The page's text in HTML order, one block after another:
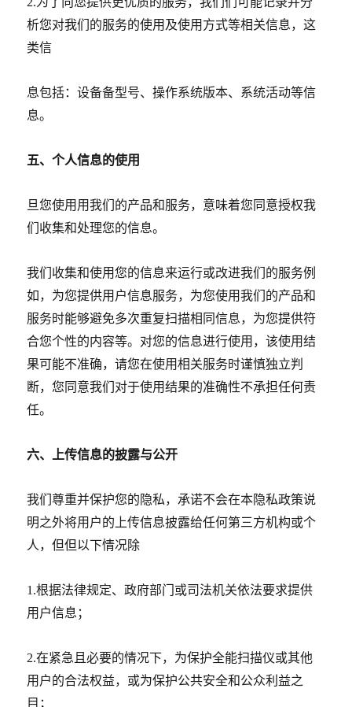
析您对我们的服务的使用及使用方式等相关信息，这
类信
息包括：设备备型号、操作系统版本、系统活动等信
息。
五、个人信息的使用
旦您使用用我们的产品和服务，意味着您同意授权我
们收集和处理您的信息。
我们收集和使用您的信息来运行或改进我们的服务例
如，为您提供用户信息服务，为您使用我们的产品和
服务时能够避免多次重复扫描相同信息，为您提供符
合您个性的内容等。对您的信息进行使用，该使用结
果可能不准确，请您在使用相关服务时谨慎独立判
断，您同意我们对于使用结果的准确性不承担任何责
任。
六、上传信息的披露与公开
我们尊重并保护您的隐私，承诺不会在本隐私政策说
明之外将用户的上传信息披露给任何第三方机构或个
人，但但以下情况除
1.根据法律规定、政府部门或司法机关依法要求提供
用户信息；
2.在紧急且必要的情况下，为保护全能扫描仪或其他
用户的合法权益，或为保护公共安全和公众利益之
目；